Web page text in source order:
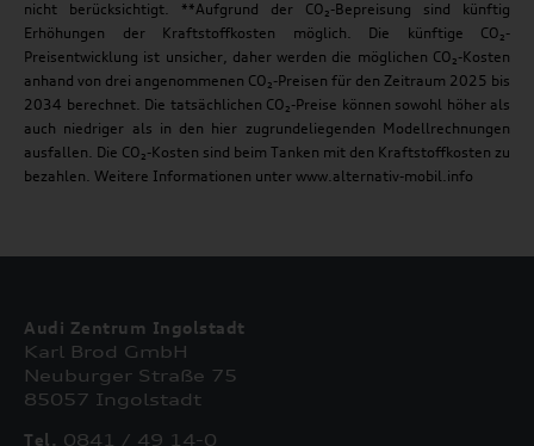
nicht berücksichtigt. **Aufgrund der CO₂-Bepreisung sind künftig
Erhöhungen der Kraftstoffkosten möglich. Die künftige CO₂-
Preisentwicklung ist unsicher, daher werden die möglichen CO₂-Kosten
anhand von drei angenommenen CO₂-Preisen für den Zeitraum 2025 bis
2034 berechnet. Die tatsächlichen CO₂-Preise können sowohl höher als
auch niedriger als in den hier zugrundeliegenden Modellrechnungen
ausfallen. Die CO₂-Kosten sind beim Tanken mit den Kraftstoffkosten zu
bezahlen. Weitere Informationen unter www.alternativ-mobil.info
Audi Zentrum Ingolstadt
Karl Brod GmbH
Neuburger Straße 75
85057 Ingolstadt
Tel. 0841 / 49 14-0